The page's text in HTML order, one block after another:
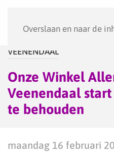
Overslaan en naar de
VEENENDAAL
Onze Winkel
Veenendaal
te behouden
maandag 16 februari